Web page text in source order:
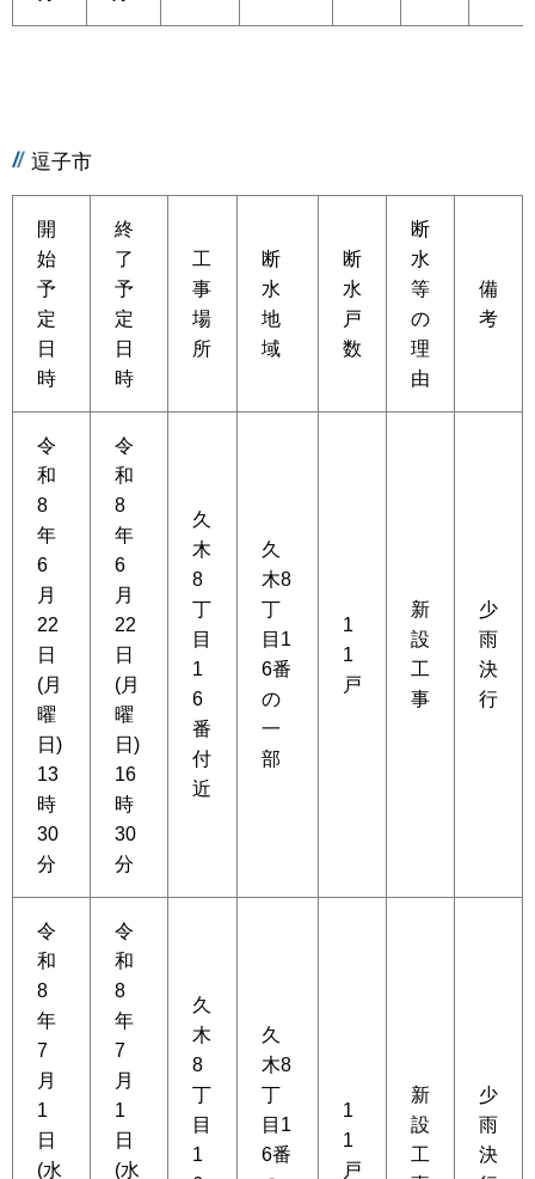
逗子市
開
始
予
定
日
時
終
了
予
定
日
時
工
事
場
所
断
水
地
域
断
水
戸
数
断
水
等
の
理
由
備
考
令
和
8
年
6
月
22
日
(月
曜
日)
13
時
30
分
令
和
8
年
6
月
22
日
(月
曜
日)
16
時
30
分
久
木
8
丁
目
1
6
番
付
近
久
木8
丁
目1
6番
の
一
部
1
1
戸
新
設
工
事
少
雨
決
行
令
和
8
年
7
月
1
日
(水
令
和
8
年
7
月
1
日
(水
久
木
8
丁
目
1
久
木8
丁
目1
6番
1
1
戸
新
設
工
少
雨
決